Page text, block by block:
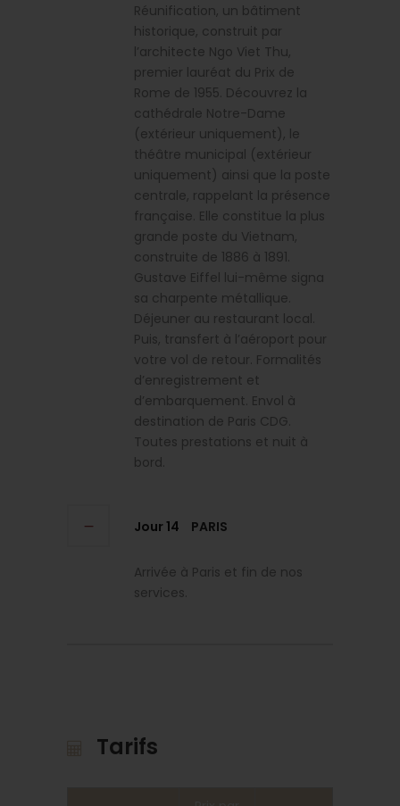
Réunification, un bâtiment
historique, construit par
l’architecte Ngo Viet Thu,
premier lauréat du Prix de
Rome de 1955. Découvrez la
cathédrale Notre-Dame
(extérieur uniquement), le
théâtre municipal (extérieur
uniquement) ainsi que la poste
centrale, rappelant la présence
française. Elle constitue la plus
grande poste du Vietnam,
construite de 1886 à 1891.
Gustave Eiffel lui-même signa
sa charpente métallique.
Déjeuner au restaurant local.
Puis, transfert à l’aéroport pour
votre vol de retour. Formalités
d’enregistrement et
d’embarquement. Envol à
destination de Paris CDG.
Toutes prestations et nuit à
bord.
Jour 14 PARIS
Arrivée à Paris et fin de nos
services.
Tarifs